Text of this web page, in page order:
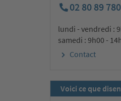
02 80 89 780
lundi - vendredi :
samedi : 9h00 -
Contact
Voici ce que